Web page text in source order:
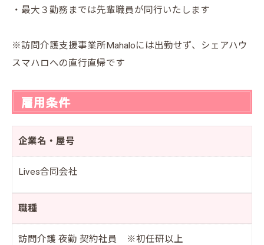
・最大３勤務までは先輩職員が同行いたします
※訪問介護支援事業所Mahaloには出勤せず、シェアハウ
スマハロへの直行直帰です
雇用条件
企業名・屋号
Lives合同会社
職種
訪問介護 夜勤 契約社員 ※初任研以上